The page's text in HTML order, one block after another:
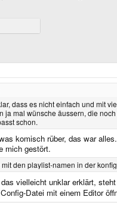
dass es nicht einfach und mit
ja mal wünsche äussern, die
schon.
komisch rüber, das war
mich gestört.
den playlist-namen in der
vielleicht unklar erklärt,
Datei mit einem Editor